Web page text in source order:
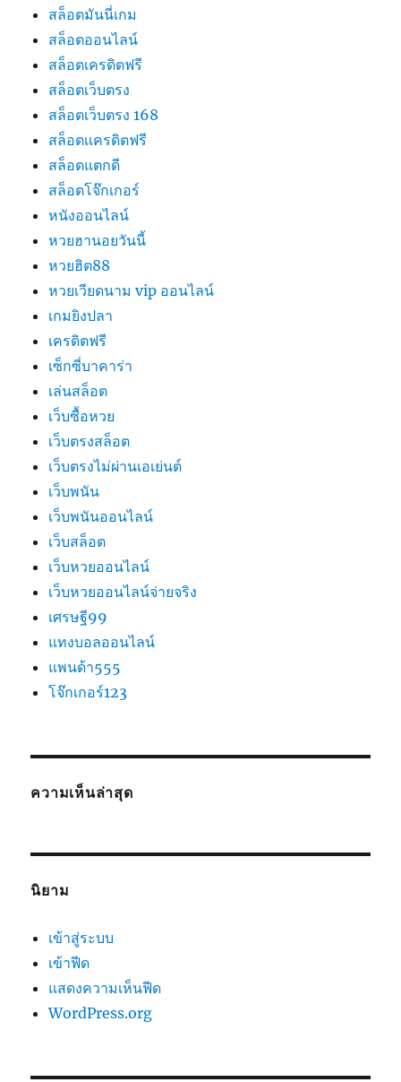
สล็อตมันนี่เกม
สล็อตออนไลน์
สล็อตเครดิตฟรี
สล็อตเว็บตรง
สล็อตเว็บตรง 168
สล็อตเเครดิตฟรี
สล็อตแตกดี
สล็อตโจ๊กเกอร์
หนังออนไลน์
หวยฮานอยวันนี้
หวยฮิต88
หวยเวียดนาม vip ออนไลน์
เกมยิงปลา
เครดิตฟรี
เซ็กซี่บาคาร่า
เล่นสล็อต
เว็บซื้อหวย
เว็บตรงสล็อต
เว็บตรงไม่ผ่านเอเย่นต์
เว็บพนัน
เว็บพนันออนไลน์
เว็บสล็อต
เว็บหวยออนไลน์
เว็บหวยออนไลน์จ่ายจริง
เศรษฐี99
แทงบอลออนไลน์
แพนด้า555
โจ๊กเกอร์123
ความเห็นล่าสุด
นิยาม
เข้าสู่ระบบ
เข้าฟีด
แสดงความเห็นฟีด
WordPress.org